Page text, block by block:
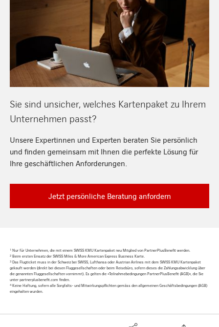
Sie sind unsicher, welches Kartenpaket zu Ihrem
Unternehmen passt?
Unsere Expertinnen und Experten beraten Sie persönlich
und finden gemeinsam mit Ihnen die perfekte Lösung für
Ihre geschäftlichen Anforderungen.
Jetzt persönliche Beratung anfordern
1 Nur für Unternehmen, die mit einem SWISS KMU Kartenpaket neu Mitglied von PartnerPlusBenefit werden.
2 Beim ersten Einsatz der SWISS Miles & More American Express Business Karte.
3 Das Flugticket muss in der Schweiz bei SWISS, Lufthansa oder Austrian Airlines mit dem SWISS KMU Kartenpaket
gekauft werden (direkt bei diesen Fluggesellschaften oder beim Reisebüro, sofern dieses die Zahlungsabwicklung über
die genannten Fluggesellschaften vornimmt). Es gelten die «Teilnahmebedingungen PartnerPlusBenefit (AGB)», die Sie
unter partnerplusbenefit.com finden.
4 Keine Haftung, sofern alle Sorgfalts- und Mitwirkungspflichten gemäss den allgemeinen Geschäftsbedingungen (AGB)
eingehalten wurden.